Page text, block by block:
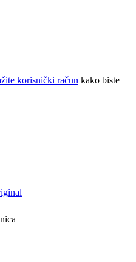
korisnički račun kako biste